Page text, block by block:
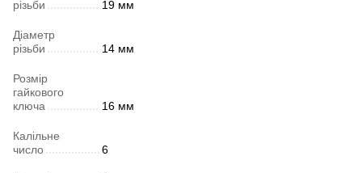
різьби
19 мм
Діаметр
різьби
14 мм
Розмір
гайкового
ключа
16 мм
Калільне
число
6